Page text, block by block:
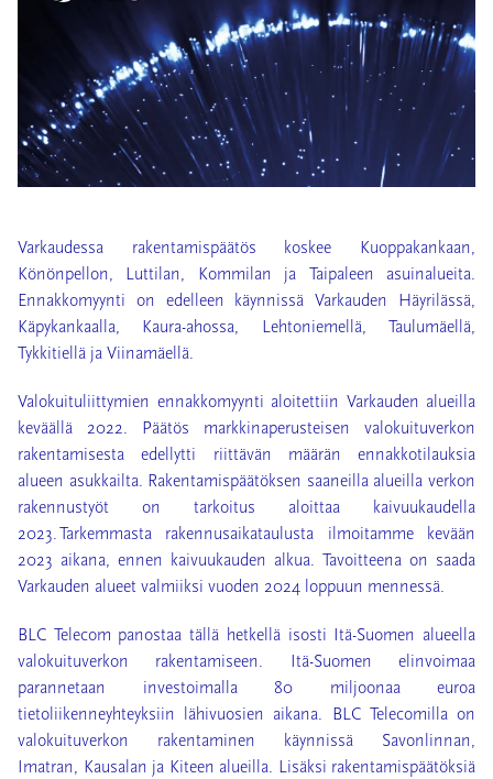
Varkaudessa rakentamispäätös koskee Kuoppakankaan,
Könönpellon, Luttilan, Kommilan ja Taipaleen asuinalueita.
Ennakkomyynti on edelleen käynnissä Varkauden Häyrilässä,
Käpykankaalla, Kaura-ahossa, Lehtoniemellä, Taulumäellä,
Tykkitiellä ja Viinamäellä.
Valokuituliittymien ennakkomyynti aloitettiin Varkauden alueilla
keväällä 2022. Päätös markkinaperusteisen valokuituverkon
rakentamisesta edellytti riittävän määrän ennakkotilauksia
alueen asukkailta. Rakentamispäätöksen saaneilla alueilla verkon
rakennustyöt on tarkoitus aloittaa kaivuukaudella
2023. Tarkemmasta rakennusaikataulusta ilmoitamme kevään
2023 aikana, ennen kaivuukauden alkua. Tavoitteena on saada
Varkauden alueet valmiiksi vuoden 2024 loppuun mennessä.
BLC Telecom panostaa tällä hetkellä isosti Itä-Suomen alueella
valokuituverkon rakentamiseen. Itä-Suomen elinvoimaa
parannetaan investoimalla 80 miljoonaa euroa
tietoliikenneyhteyksiin lähivuosien aikana. BLC Telecomilla on
valokuituverkon rakentaminen käynnissä Savonlinnan,
Imatran, Kausalan ja Kiteen alueilla. Lisäksi rakentamispäätöksiä